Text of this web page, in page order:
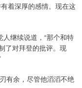
着深厚的感情。现在这
继续说道，“那个和特
了对拜登的批评。现
余，尽管他滔滔不绝